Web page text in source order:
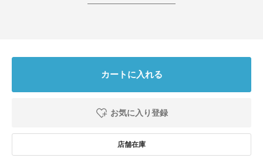
ゆったりサイズです。腕も気になるお尻まわりも隠せて嬉しいです。
カートに入れる
お気に入り登録